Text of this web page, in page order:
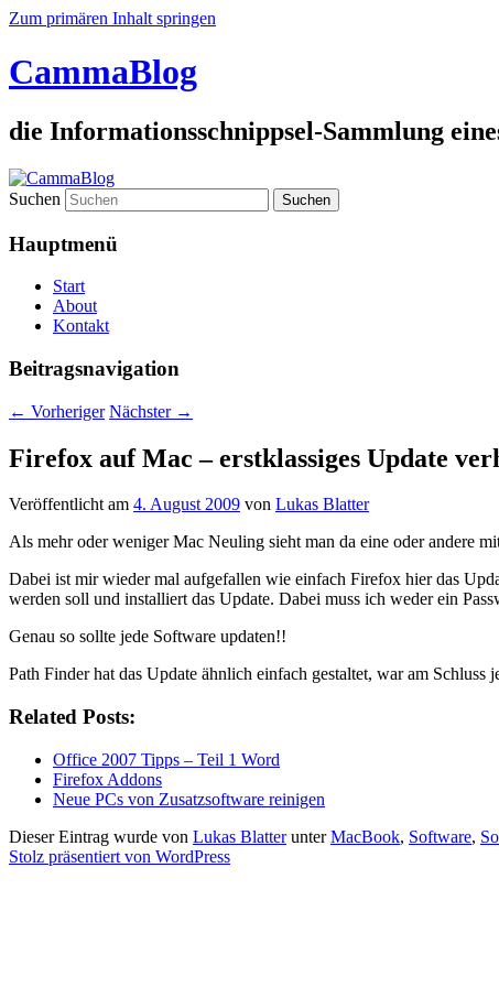
Zum primären Inhalt springen
CammaBlog
die Informationsschnippsel-Sammlung
Suchen
Hauptmenü
Start
About
Kontakt
Beitragsnavigation
← Vorheriger Nächster →
Firefox auf Mac – erstklassiges Update
Veröffentlicht am 4. August 2009 von Lukas Blatter
Als mehr oder weniger Mac Neuling sieht man da eine oder andere
Dabei ist mir wieder mal aufgefallen wie einfach Firefox hier das
werden soll und installiert das Update. Dabei muss ich weder ein
Genau so sollte jede Software updaten!!
Path Finder hat das Update ähnlich einfach gestaltet, war am Schluss
Related Posts:
Office 2007 Tipps – Teil 1 Word
Firefox Addons
Neue PCs von Zusatzsoftware reinigen
Dieser Eintrag wurde von Lukas BlatterunterMacBook, Software,
Stolz präsentiert von WordPress